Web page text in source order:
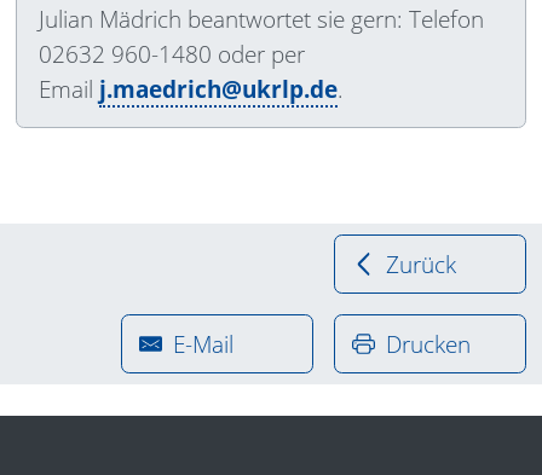
Julian Mädrich beantwortet sie gern: Telefon
02632 960-1480 oder per
Email j.maedrich@ukrlp.de.
Zurück
E-Mail Drucken